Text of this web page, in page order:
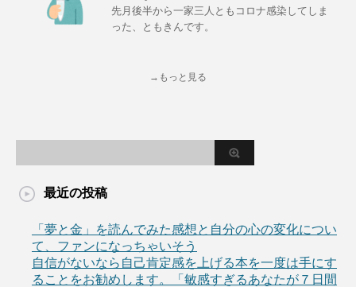
先月後半から一家三人ともコロナ感染してしま
った、ともきんです。
→もっと見る
最近の投稿
「夢と金」を読んでみた感想と自分の心の変化につい
て、ファンになっちゃいそう
自信がないなら自己肯定感を上げる本を一度は手にす
ることをお勧めします。「敏感すぎるあなたが７日間